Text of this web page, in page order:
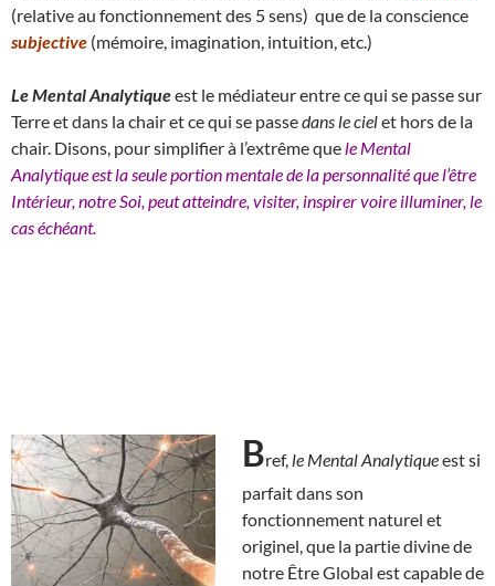
(relative au fonctionnement des 5 sens) que de la conscience
subjective (mémoire, imagination, intuition, etc.)
Le Mental Analytiqueest le médiateur entre ce qui se passe sur
Terre et dans la chair et ce qui se passedans le cielet hors de la
chair. Disons, pour simplifier à l’extrême que le Mental
Analytique est la seule portion mentale de la personnalité que l’être
Intérieur, notre Soi, peut atteindre, visiter, inspirer voire illuminer, le
cas échéant.
Bref, le Mental Analytiqueest si
parfait dans son
fonctionnement naturel et
originel, que la partie divine de
notre Être Global est capable de